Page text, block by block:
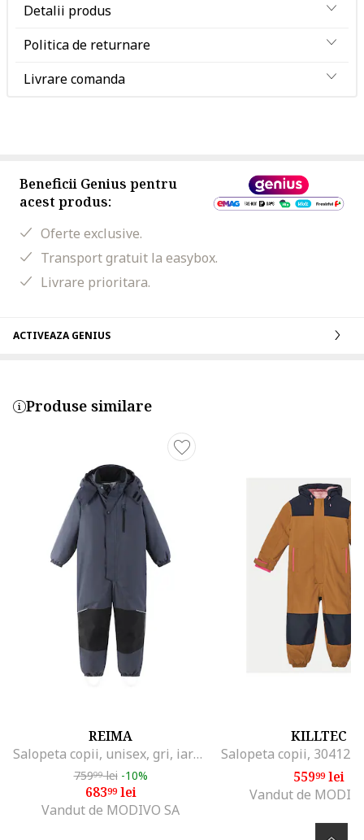
Detalii produs
Politica de returnare
Livrare comanda
Beneficii Genius pentru
acest produs:
Oferte exclusive.
Transport gratuit la easybox.
Livrare prioritara.
ACTIVEAZA GENIUS
Produse similare
REIMA
Salopeta copii, unisex, gri, iarna,
75999lei -10%
68399lei
Vandut de MODIVO SA
KILLTEC
55999lei
Vandut de